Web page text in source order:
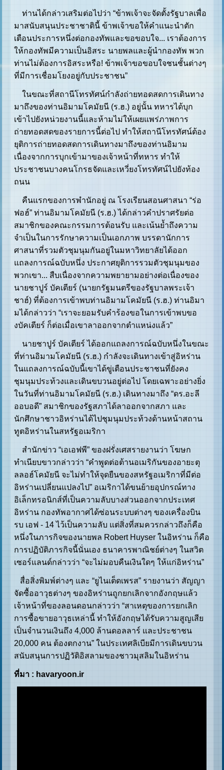
ท่านได้กล่าวเสริมต่อไปว่า “ข้าพเจ้าจะจัดตั้งรัฐบาลเพื่อ
มาสนับสนุนประชาชาตินี้ ข้าพเจ้าขอให้คำแนะนำตัก
เตือนประการหนึ่งต่อกองทัพและขอขอบใจ... เราต้องการ
ให้กองทัพมีความเป็นอิสระ นายพลและผู้นำกองทัพ พวก
ท่านไม่ต้องการอิสระหรือ! ข้าพเจ้าขอขอบใจชนชั้นต่างๆ
ที่มีการเชื่อมโยงอยู่กับประชาชน”
ในขณะที่สถานีโทรทัศน์กำลังถ่ายทอดสดการเดินทาง
มาถึงของท่านอิมามโคมัยนี (ร.ฮ.) อยู่นั้น ทหารได้บุก
เข้าไปยังหน่วยงานนี้และห้ามไม่ให้เผยแพร่ภาพการ
ถ่ายทอดสดของรายการนี้ต่อไป ทำให้สถานีโทรทัศน์ต้อง
ยุติการถ่ายทอดสดการเดินทางมาถึงของท่านอิมาม
เนื่องจากการบุกเข้ามาของเจ้าหน้าที่ทหาร ทำให้
ประชาชนบางคนโกรธจัดและเหวี่ยงโทรทัศน์ไปยังท้อง
ถนน
คืนแรกของการพำนักอยู่ ณ โรงเรียนสอนศาสนา “ร่อ
ฟอฮ์” ท่านอิมามโคมัยนี (ร.ฮ.) ได้กล่าวคำปราศรัยต่อ
สมาชิกของคณะกรรมการต้อนรับ และเน้นย้ำถึงความ
จำเป็นในการรักษาความเป็นเอกภาพ บรรดานักการ
ศาสนาที่รวมตัวชุมนุมกันอยู่ในมหาวิทยาลัยได้ออก
แถลงการณ์ฉบับหนึ่ง ประกาศยุติการรวมตัวชุมนุมของ
พวกเขา... สืบเนื่องจากความพยายามอย่างต่อเนื่องของ
นายชาปูร์ บัคเตียร์ (นายกรัฐมนตรีของรัฐบาลพระเจ้า
ชาฮ์) ที่ต้องการเข้าพบท่านอิมามโคมัยนี (ร.ฮ.) ท่านอิมา
มได้กล่าวว่า “เราจะยอมรับคำร้องขอในการเข้าพบขอ
งบัคเตียร์ ก็ต่อเมื่อเขาลาออกจากตำแหน่งแล้ว”
นายชาปูร์ บัคเตียร์ ได้ออกแถลงการณ์ฉบับหนึ่งในขณะ
ที่ท่านอิมามโคมัยนี (ร.ฮ.) กำลังจะเดินทางเข้าสู่อิหร่าน
ในแถลงการณ์ฉบับนี้เขาได้ขู่เตือนประชาชนที่ยังคง
ชุมนุมประท้วงและเดินขบวนอยู่ต่อไป โดยเฉพาะอย่างยิ่ง
ในวันที่ท่านอิมามโคมัยนี (ร.ฮ.) เดินทางมาถึง “ดร.อะลี
ออบอดี” สมาชิกของรัฐสภาได้ลาออกจากสภา และ
นักศึกษาชาวอิหร่านได้ไปชุมนุมประท้วงด้านหน้าสถาน
ทูตอิหร่านในสหรัฐอเมริกา
สำนักข่าว “เอเอฟพี” ของฝรั่งเศสรายงานว่า โฆษก
ทำเนียบขาวกล่าวว่า “คำพูดต่อต้านอเมริกันของอายะตุ
ลลอฮ์โคมัยนี จะไม่ทำให้จุดยืนของสหรัฐอเมริกาที่มีต่อ
อิหร่านเปลี่ยนแปลงไป” อเมริกาได้ขนย้ายอุปกรณ์ทาง
อิเล็กทรอนิกส์ที่เป็นความลับบางส่วนออกจากประเทศ
อิหร่าน กองทัพอากาศได้ซ่อนระบบต่างๆ ของเครื่องบิน
รบ เอฟ - 14 ไว้เป็นความลับ แต่สิ่งที่สมควรกล่าวถึงก็คือ
หนึ่งในภารกิจของนายพล Robert Huyser ในอิหร่าน ก็คือ
การปฏิบัติภารกิจนี้นั่นเอง ธนาคารพาณิชย์ต่างๆ ในสวิต
เซอร์แลนด์กล่าวว่า “จะไม่มอบคืนเงินใดๆ ให้แก่อิหร่าน”
สื่อสิ่งพิมพ์ต่างๆ และ “ยูไนเต็ดเพรส” รายงานว่า สัญญา
จัดซื้ออาวุธต่างๆ ของอิหร่านถูกยกเลิกจากอังกฤษแล้ว
เจ้าหน้าที่ของลอนดอนกล่าวว่า “สาเหตุของการยกเลิก
การซื้อขายอาวุธเหล่านี้ ทำให้อังกฤษได้รับความสูญเสีย
เป็นจำนวนเงินถึง 4,000 ล้านดอลลาร์ และประชาชน
20,000 คน ต้องตกงาน” ในประเทศลิเบียมีการเดินขบวน
สนับสนุนการปฏิวัติอิสลามของชาวมุสลิมในอิหร่าน
ที่มา : havaryoon.ir